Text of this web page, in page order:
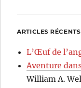
ARTICLES RÉCENTS
L’Œuf de
Aventure
William A.